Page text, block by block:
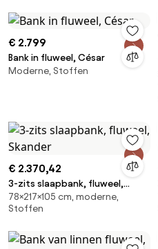
€ 2.799
Bank in fluweel, César
Moderne, Stoffen
€ 2.370,42
3-zits slaapbank, fluweel,
Skander
78×217×105 cm, moderne,
Stoffen